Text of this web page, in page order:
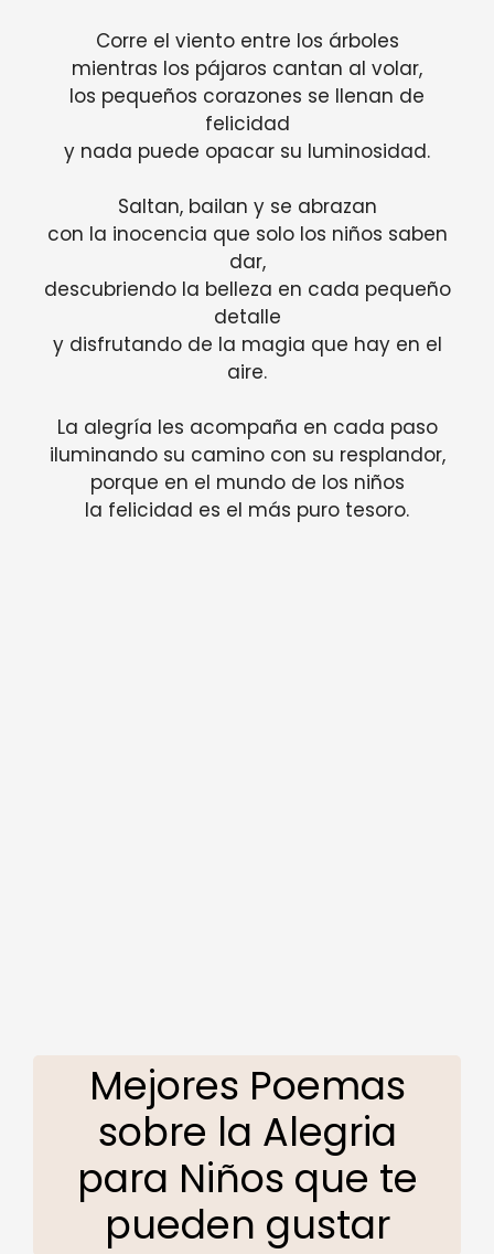
Corre el viento entre los árboles
mientras los pájaros cantan al volar,
los pequeños corazones se llenan de
felicidad
y nada puede opacar su luminosidad.
Saltan, bailan y se abrazan
con la inocencia que solo los niños saben
dar,
descubriendo la belleza en cada pequeño
detalle
y disfrutando de la magia que hay en el
aire.
La alegría les acompaña en cada paso
iluminando su camino con su resplandor,
porque en el mundo de los niños
la felicidad es el más puro tesoro.
Mejores Poemas
sobre la Alegria
para Niños que te
pueden gustar